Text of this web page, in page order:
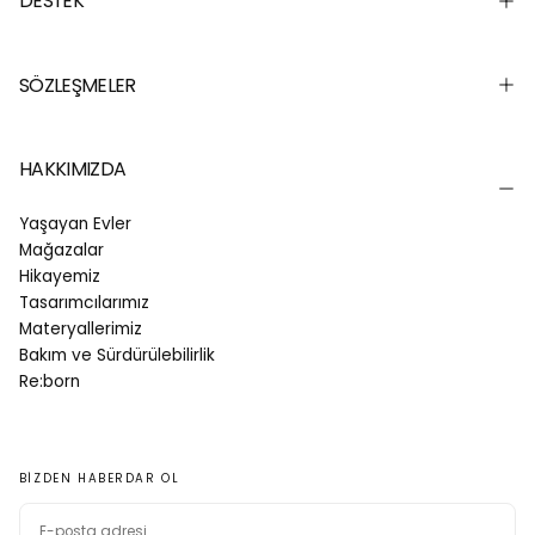
SÖZLEŞMELER
HAKKIMIZDA
Yaşayan Evler
Mağazalar
Hikayemiz
Tasarımcılarımız
Materyallerimiz
Bakım ve Sürdürülebilirlik
Re:born
BIZDEN HABERDAR OL
POSTA